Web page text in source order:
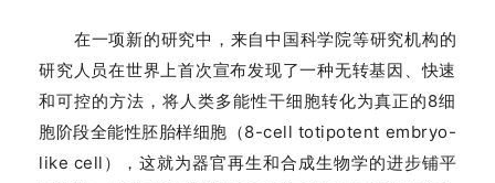
在一项新的研究中，来自中国科学院等研究机构的
研究人员在世界上首次宣布发现了一种无转基因、快速
和可控的方法，将人类多能性干细胞转化为真正的8细
胞阶段全能性胚胎样细胞（8-cell totipotent embryo-
like cell），这就为器官再生和合成生物学的进步铺平